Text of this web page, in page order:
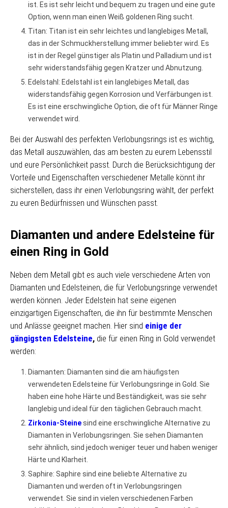
ist. Es ist sehr leicht und bequem zu tragen und eine gute
Option, wenn man einen Weiß goldenen Ring sucht.
Titan: Titan ist ein sehr leichtes und langlebiges Metall,
das in der Schmuckherstellung immer beliebter wird. Es
ist in der Regel günstiger als Platin und Palladium und ist
sehr widerstandsfähig gegen Kratzer und Abnutzung.
Edelstahl: Edelstahl ist ein langlebiges Metall, das
widerstandsfähig gegen Korrosion und Verfärbungen ist.
Es ist eine erschwingliche Option, die oft für Männer Ringe
verwendet wird.
Bei der Auswahl des perfekten Verlobungsrings ist es wichtig,
das Metall auszuwählen, das am besten zu eurem Lebensstil
und eure Persönlichkeit passt. Durch die Berücksichtigung der
Vorteile und Eigenschaften verschiedener Metalle könnt ihr
sicherstellen, dass ihr einen Verlobungsring wählt, der perfekt
zu euren Bedürfnissen und Wünschen passt.
Diamanten und andere Edelsteine für
einen Ring in Gold
Neben dem Metall gibt es auch viele verschiedene Arten von
Diamanten und Edelsteinen, die für Verlobungsringe verwendet
werden können. Jeder Edelstein hat seine eigenen
einzigartigen Eigenschaften, die ihn für bestimmte Menschen
und Anlässe geeignet machen. Hier sind einige der
gängigsten Edelsteine, die für einen Ring in Gold verwendet
werden:
Diamanten: Diamanten sind die am häufigsten
verwendeten Edelsteine für Verlobungsringe in Gold. Sie
haben eine hohe Härte und Beständigkeit, was sie sehr
langlebig und ideal für den täglichen Gebrauch macht.
Zirkonia-Steinesind eine erschwingliche Alternative zu
Diamanten in Verlobungsringen. Sie sehen Diamanten
sehr ähnlich, sind jedoch weniger teuer und haben weniger
Härte und Klarheit.
Saphire: Saphire sind eine beliebte Alternative zu
Diamanten und werden oft in Verlobungsringen
verwendet. Sie sind in vielen verschiedenen Farben